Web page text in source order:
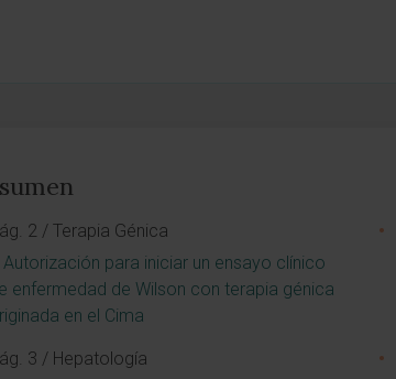
2 / Terapia Génica
Autorización para iniciar un ensayo clínico
enfermedad de Wilson con terapia génica
en el Cima
3 / Hepatología